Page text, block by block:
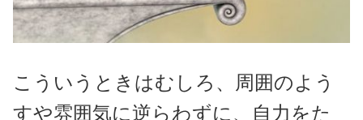
こういうときはむしろ、周囲のよう
すや雰囲気に逆らわずに、自力をた